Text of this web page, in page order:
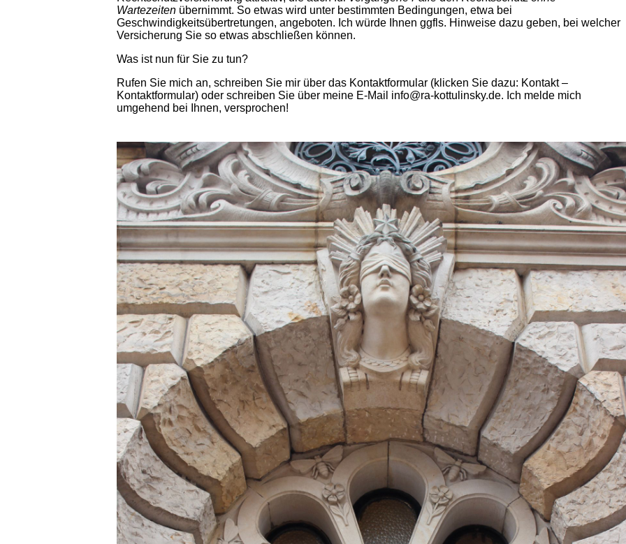
Wartezeiten übernimmt. So etwas wird unter bestimmten Bedingungen, etwa bei
Geschwindigkeitsübertretungen, angeboten. Ich würde Ihnen ggfls. Hinweise dazu geben, bei welcher
Versicherung Sie so etwas abschließen können.
Was ist nun für Sie zu tun?
Rufen Sie mich an, schreiben Sie mir über das Kontaktformular (klicken Sie dazu: Kontakt –
Kontaktformular) oder schreiben Sie über meine E-Mail info@ra-kottulinsky.de. Ich melde mich
umgehend bei Ihnen, versprochen!